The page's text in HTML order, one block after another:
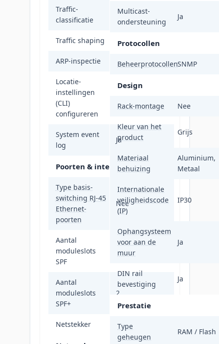
Traffic-
classificatie
Ja
Traffic shaping Ja
ARP-inspectie Ja
Locatie-
instellingen
(CLI)
configureren
System event
log
Ja
Poorten & interfaces
Type basis-
switching RJ-45
Ethernet-
poorten
Nee
Aantal
moduleslots
SPF
2
Aantal
moduleslots
SPF+
2
Netstekker DC-in ingang
Multicast-
ondersteuning
Ja
Protocollen
BeheerprotocollenSNMP
Design
Rack-montage Nee
Kleur van het
product
Grijs
Materiaal
behuizing
Aluminium,
Metaal
Internationale
veiligheidscode
(IP)
IP30
Ophangsysteem
voor aan de
muur
Ja
DIN rail
bevestiging
Ja
Prestatie
Type
geheugen
RAM / Flash